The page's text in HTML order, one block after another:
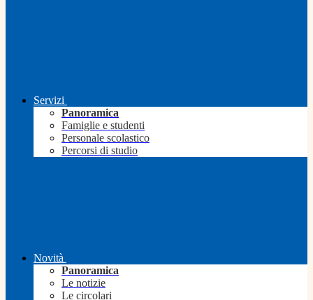
Servizi
Panoramica
Famiglie e studenti
Personale scolastico
Percorsi di studio
Novità
Panoramica
Le notizie
Le circolari